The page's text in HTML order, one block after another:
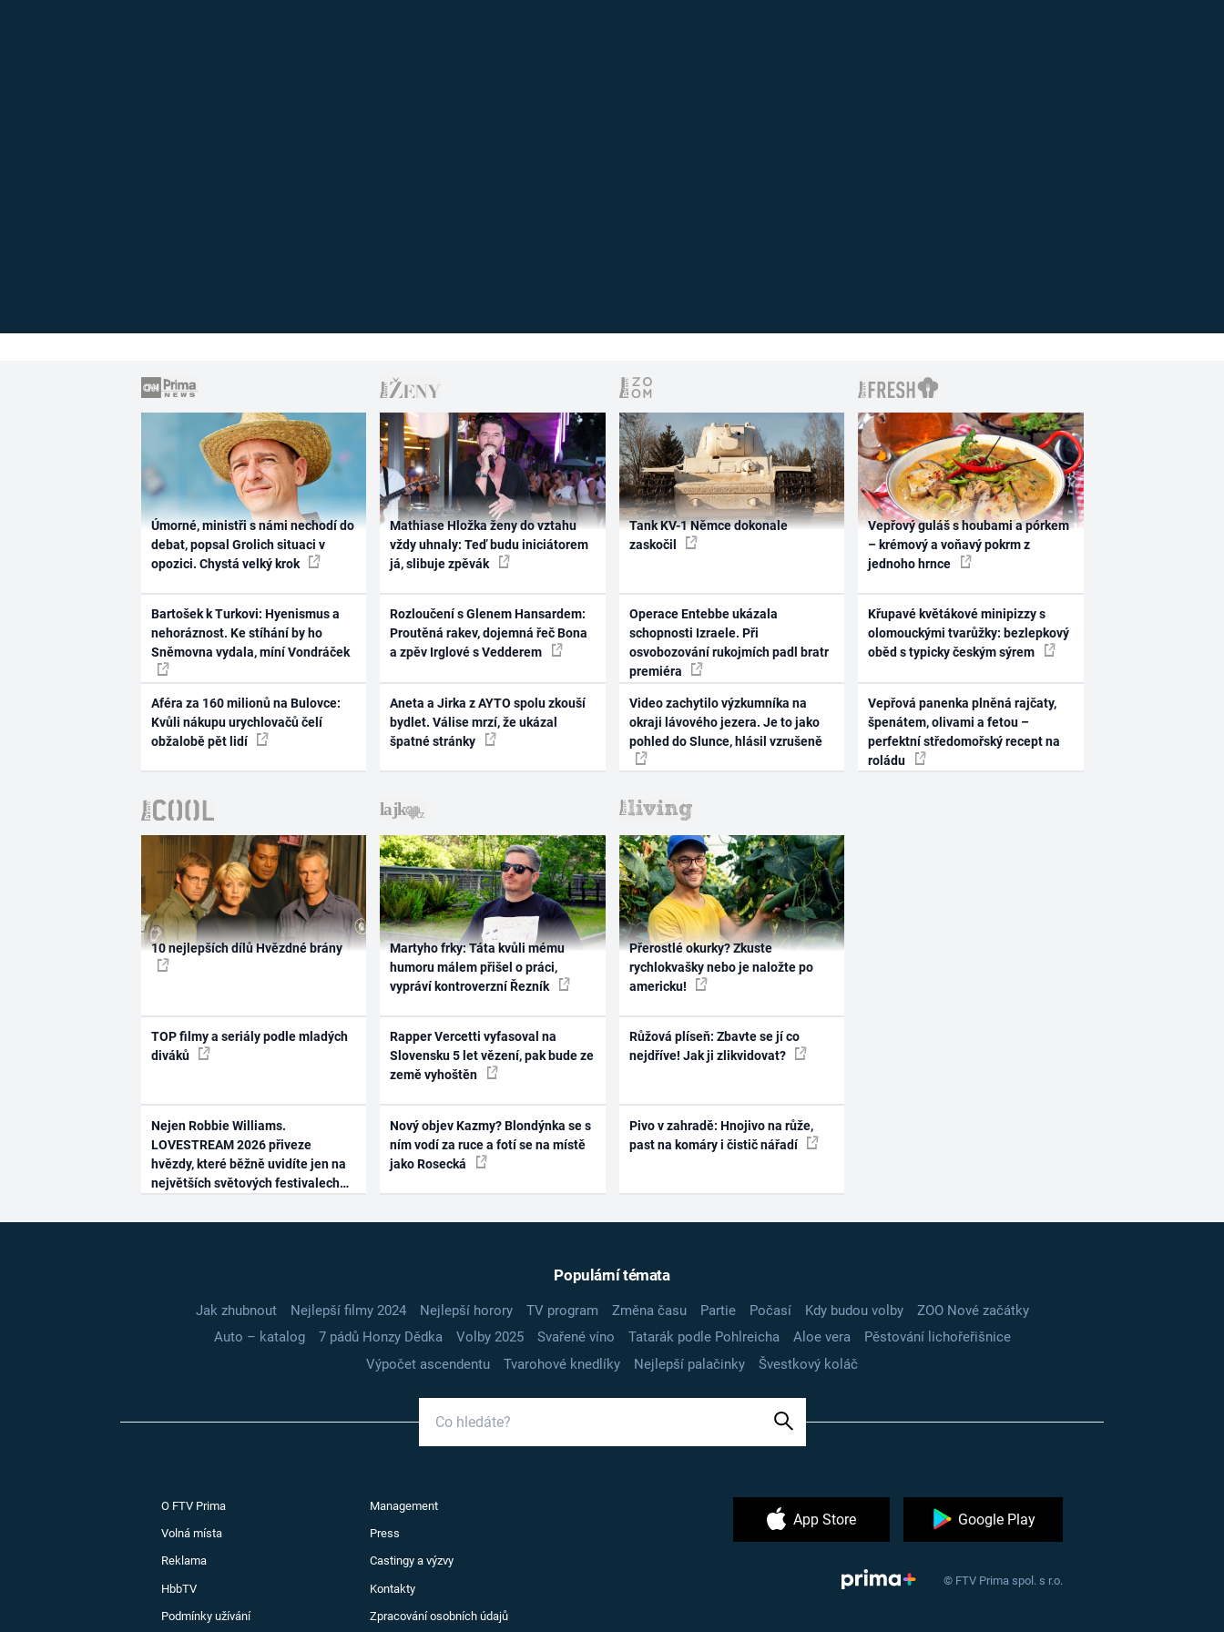
Úmorné, ministři s námi nechodí do
debat, popsal Grolich situaci v
opozici. Chystá velký krok
Bartošek k Turkovi: Hyenismus a
nehoráznost. Ke stíhání by ho
Sněmovna vydala, míní Vondráček
Aféra za 160 milionů na Bulovce:
Kvůli nákupu urychlovačů čelí
obžalobě pět lidí
Mathiase Hložka ženy do vztahu
vždy uhnaly: Teď budu iniciátorem
já, slibuje zpěvák
Rozloučení s Glenem Hansardem:
Proutěná rakev, dojemná řeč Bona
a zpěv Irglové s Vedderem
Aneta a Jirka z AYTO spolu zkouší
bydlet. Válise mrzí, že ukázal
špatné stránky
Tank KV-1 Němce dokonale
zaskočil
Operace Entebbe ukázala
schopnosti Izraele. Při
osvobozování rukojmích padl bratr
premiéra
Video zachytilo výzkumníka na
okraji lávového jezera. Je to jako
pohled do Slunce, hlásil vzrušeně
Vepřový guláš s houbami a pórkem
– krémový a voňavý pokrm z
jednoho hrnce
Křupavé květákové minipizzy s
olomouckými tvarůžky: bezlepkový
oběd s typicky českým sýrem
Vepřová panenka plněná rajčaty,
špenátem, olivami a fetou –
perfektní středomořský recept na
roládu
10 nejlepších dílů Hvězdné brány
TOP filmy a seriály podle mladých
diváků
Nejen Robbie Williams.
LOVESTREAM 2026 přiveze
hvězdy, které běžně uvidíte jen na
největších světových festivalech
Martyho frky: Táta kvůli mému
humoru málem přišel o práci,
vypráví kontroverzní Řezník
Rapper Vercetti vyfasoval na
Slovensku 5 let vězení, pak bude ze
země vyhoštěn
Nový objev Kazmy? Blondýnka se s
ním vodí za ruce a fotí se na místě
jako Rosecká
Přerostlé okurky? Zkuste
rychlokvašky nebo je naložte po
americku!
Růžová plíseň: Zbavte se jí co
nejdříve! Jak ji zlikvidovat?
Pivo v zahradě: Hnojivo na růže,
past na komáry i čistič nářadí
Populární témata
Jak zhubnout Nejlepší filmy 2024 Nejlepší horory TV program Změna času Partie Počasí Kdy budou volby
ZOO Nové začátky
Auto – katalog
7 pádů Honzy Dědka Volby 2025 Svařené víno Tatarák podle Pohlreicha Aloe vera
Pěstování lichořeřišnice
Výpočet ascendentu
Tvarohové knedlíky Nejlepší palačinky Švestkový koláč
O FTV Prima Management
Volná místa Press
Reklama Castingy a výzvy
HbbTV Kontakty
Podmínky užívání Zpracování osobních údajů
App Store Google Play
© FTV Prima spol. s r.o.